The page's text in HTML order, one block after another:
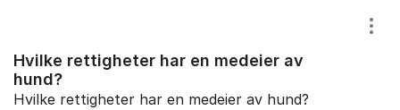
Hvilke rettigheter har en medeier av
hund?
Vis/
Hvilke rettigheter har en medeier av hund?